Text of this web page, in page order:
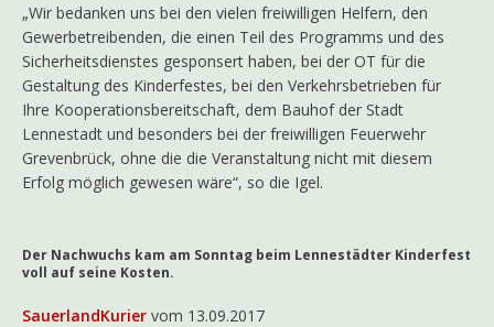
„Wir bedanken uns bei den vielen freiwilligen Helfern, den
Gewerbetreibenden, die einen Teil des Programms und des
Sicherheitsdienstes gesponsert haben, bei der OT für die
Gestaltung des Kinderfestes, bei den Verkehrsbetrieben für
Ihre Kooperationsbereitschaft, dem Bauhof der Stadt
Lennestadt und besonders bei der freiwilligen Feuerwehr
Grevenbrück, ohne die die Veranstaltung nicht mit diesem
Erfolg möglich gewesen wäre“, so die Igel.
Der Nachwuchs kam am Sonntag beim Lennestädter Kinderfest
voll auf seine Kosten.
SauerlandKurier vom 13.09.2017